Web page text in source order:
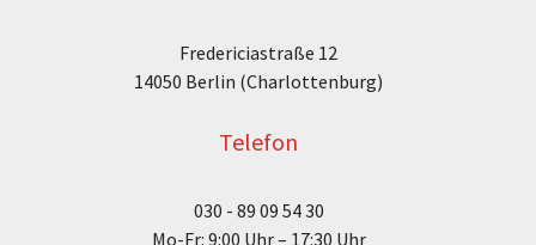
Fredericiastraße 12
14050 Berlin (Charlottenburg)
Telefon
030 - 89 09 54 30
Mo-Fr: 9:00 Uhr – 17:30 Uhr